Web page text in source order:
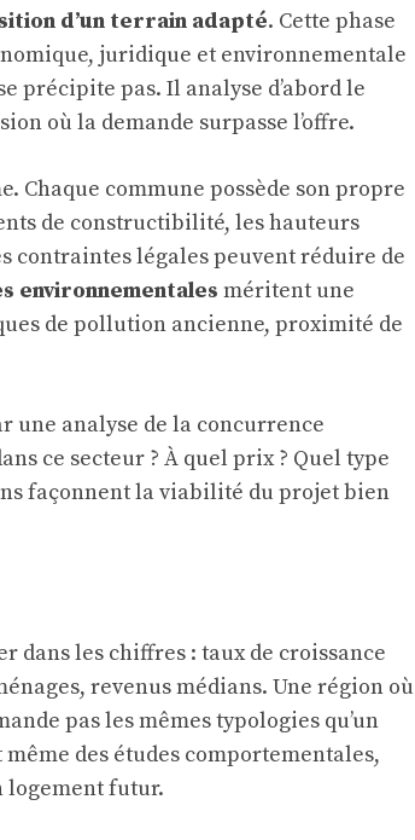
d’un terrain adapté. Cette phase
juridique et environnementale
précipite pas. Il analyse d’abord le
où la demande surpasse l’offre.
Chaque commune possède son propre
de constructibilité, les hauteurs
contraintes légales peuvent réduire de
environnementales méritent une
de pollution ancienne, proximité de
une analyse de la concurrence
ce secteur ? À quel prix ? Quel type
façonnent la viabilité du projet bien
dans les chiffres : taux de croissance
revenus médians. Une région où
pas les mêmes typologies qu’un
des études comportementales,
logement futur.